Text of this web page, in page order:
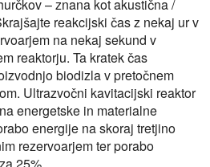
– znana kot akustična /
reakcijski čas z nekaj ur v
na nekaj sekund v
reaktorju. Ta kratek čas
biodizla v pretočnem
Ultrazvočni kavitacijski reaktor
energetske in materialne
energije na skoraj tretjino
rezervoarjem ter porabo